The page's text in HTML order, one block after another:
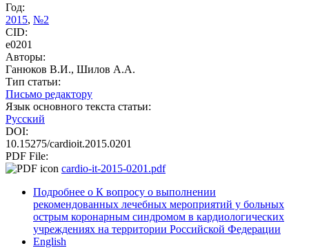
Год:
2015, №2
CID:
e0201
Авторы:
Ганюков В.И., Шилов А.А.
Тип статьи:
Письмо редактору
Язык основного текста статьи:
Русский
DOI:
10.15275/cardioit.2015.0201
PDF File:
cardio-it-2015-0201.pdf
Подробнее о К вопросу о выполнении
рекомендованных лечебных мероприятий у больных
острым коронарным синдромом в кардиологических
учреждениях на территории Российской Федерации
English